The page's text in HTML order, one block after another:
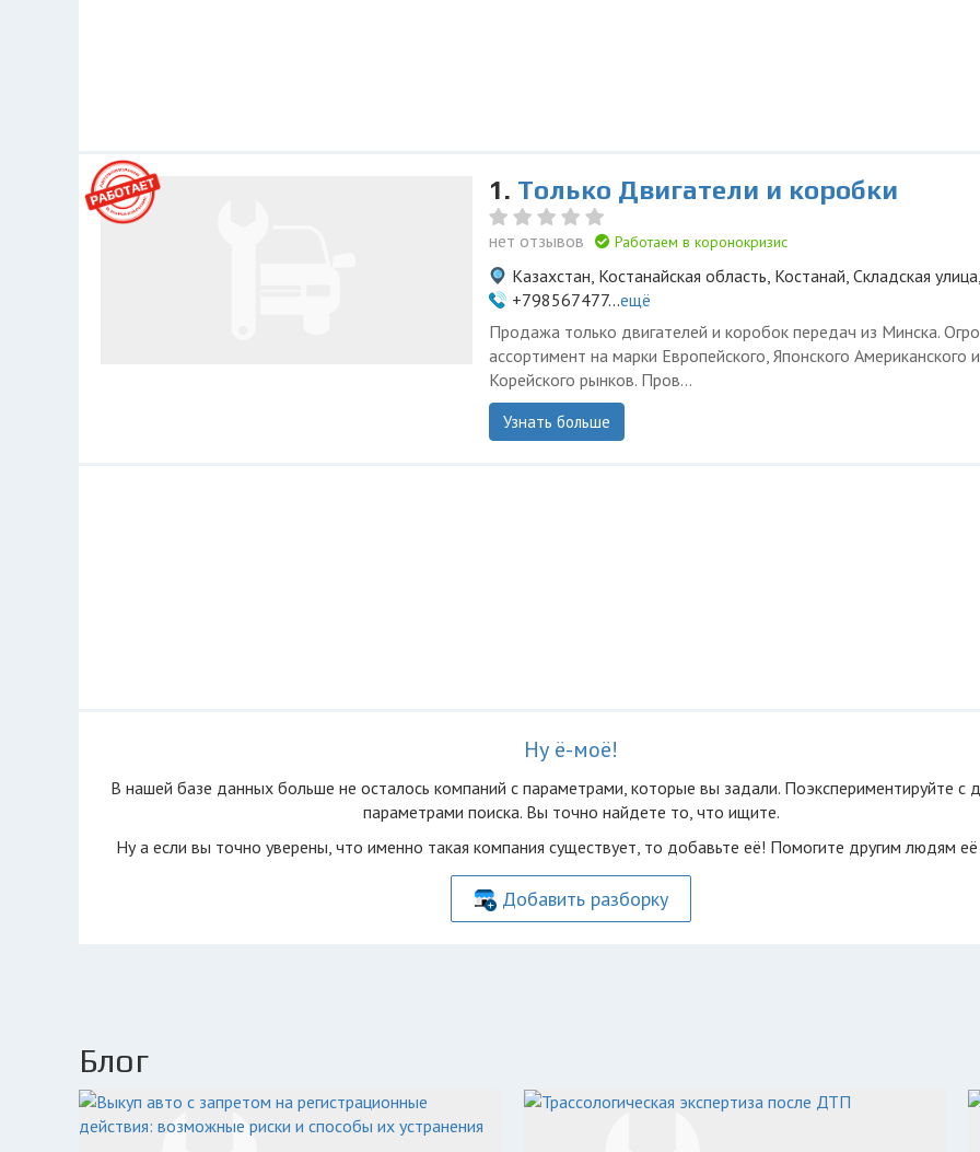
1. Только Двигатели и коробки
нет отзывов Работаем в коронокризис
Казахстан, Костанайская область, Костанай, Складская
+798567477...ещё
Продажа только двигателей и коробок передач из Минска.
ассортимент на марки Европейского, Японского Американского и
Корейского рынков. Пров...
Узнать больше
Ну ё-моё!
В нашей базе данных больше не осталоcь компаний с параметрами, которые вы задали. Поэкспериментируйте с
параметрами поиска. Вы точно найдете то, что ищите.
Ну а если вы точно уверены, что именно такая компания существует, то добавьте её! Помогите другим людям
Добавить разборку
Блог